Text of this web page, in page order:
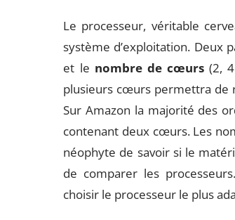
Le processeur, véritable
système d’exploitation. Deux
et le nombre de cœurs (2,
plusieurs cœurs permettra de
Sur Amazon la majorité des
contenant deux cœurs. Les
néophyte de savoir si le
de comparer les
choisir le processeur le plus